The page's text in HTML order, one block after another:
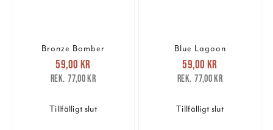
Bronze Bomber
Nuvarande pris
59,00 krTidigare pris
77,00 kr
59,00 kr
77,00 kr
Tillfälligt slut
Blue Lagoon
Nuvarande pris
59,00 krTidigare pris
77,00 kr
59,00 kr
77,00 kr
Tillfälligt slut